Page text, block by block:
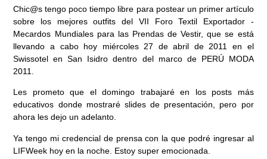
Chic@s tengo poco tiempo libre para postear un primer artículo
sobre los mejores outfits del VII Foro Textil Exportador -
Mecardos Mundiales para las Prendas de Vestir, que se está
llevando a cabo hoy miércoles 27 de abril de 2011 en el
Swissotel en San Isidro dentro del marco de PERÚ MODA
2011.
Les prometo que el domingo trabajaré en los posts más
educativos donde mostraré slides de presentación, pero por
ahora les dejo un adelanto.
Ya tengo mi credencial de prensa con la que podré ingresar al
LIFWeek hoy en la noche. Estoy super emocionada.